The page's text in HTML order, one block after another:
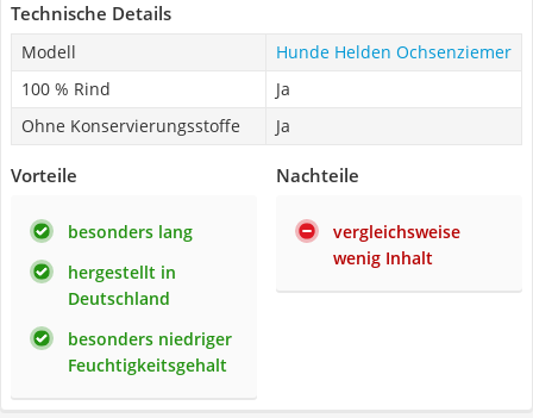
Technische Details
Modell
Hunde Helden Ochsenziemer
100 % Rind
Ja
Ohne Konservierungsstoffe
Ja
Vorteile
besonders lang
hergestellt in
Deutschland
besonders niedriger
Feuchtigkeitsgehalt
Nachteile
vergleichsweise
wenig Inhalt